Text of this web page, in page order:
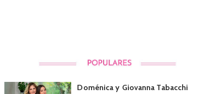
Doménica y Giovanna Tabacchi